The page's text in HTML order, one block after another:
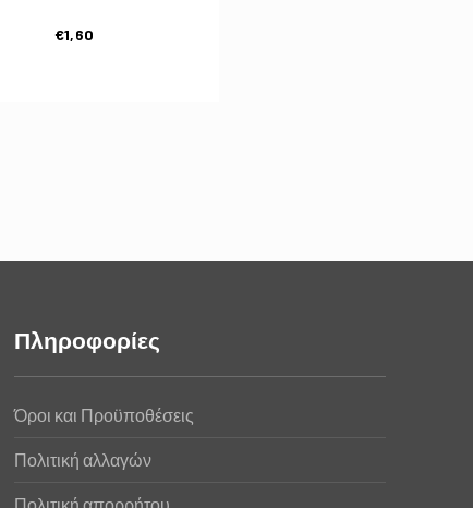
€1,60
Πληροφορίες
Όροι και Προϋποθέσεις
Πολιτική αλλαγών
Πολιτική απορρήτου